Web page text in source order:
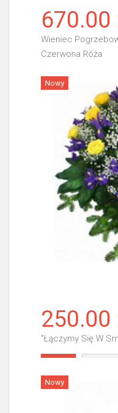
670.00
Wieniec
Czerwona Róża
Nowy
250.00
"Łączymy Się W
Nowy